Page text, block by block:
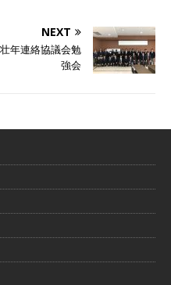
NEXT
年連絡協議会勉
強会